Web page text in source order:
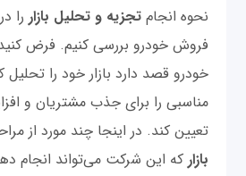
نحوه انجام تجزیه و تحلیل بازار را
فروش خودرو بررسی کنیم. فرض
خودرو قصد دارد بازار خود را تحلیل
مناسبی را برای جذب مشتریان و
تعیین کند. در اینجا چند مورد از
بازار که این شرکت می‌تواند انجام